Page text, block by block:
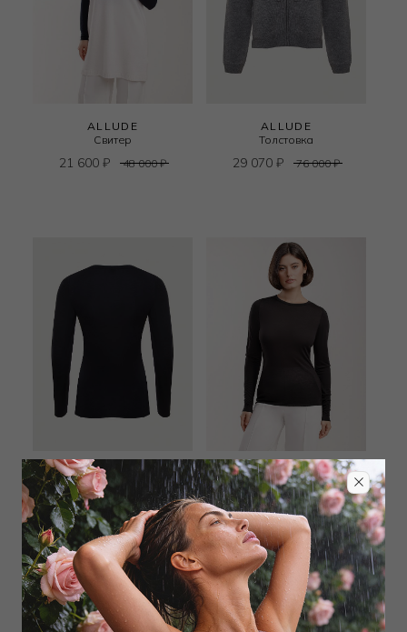
ALLUDE
Свитер
21 600 ₽ 48 000₽
ALLUDE
Толстовка
29 070 ₽ 76 000₽
ALLUDE
Лонгслив
8 100₽ 17 500₽
+ 1 цвет
ALLUDE
Лонгслив
8 100₽ 17 500 ₽
+ 1 цвет